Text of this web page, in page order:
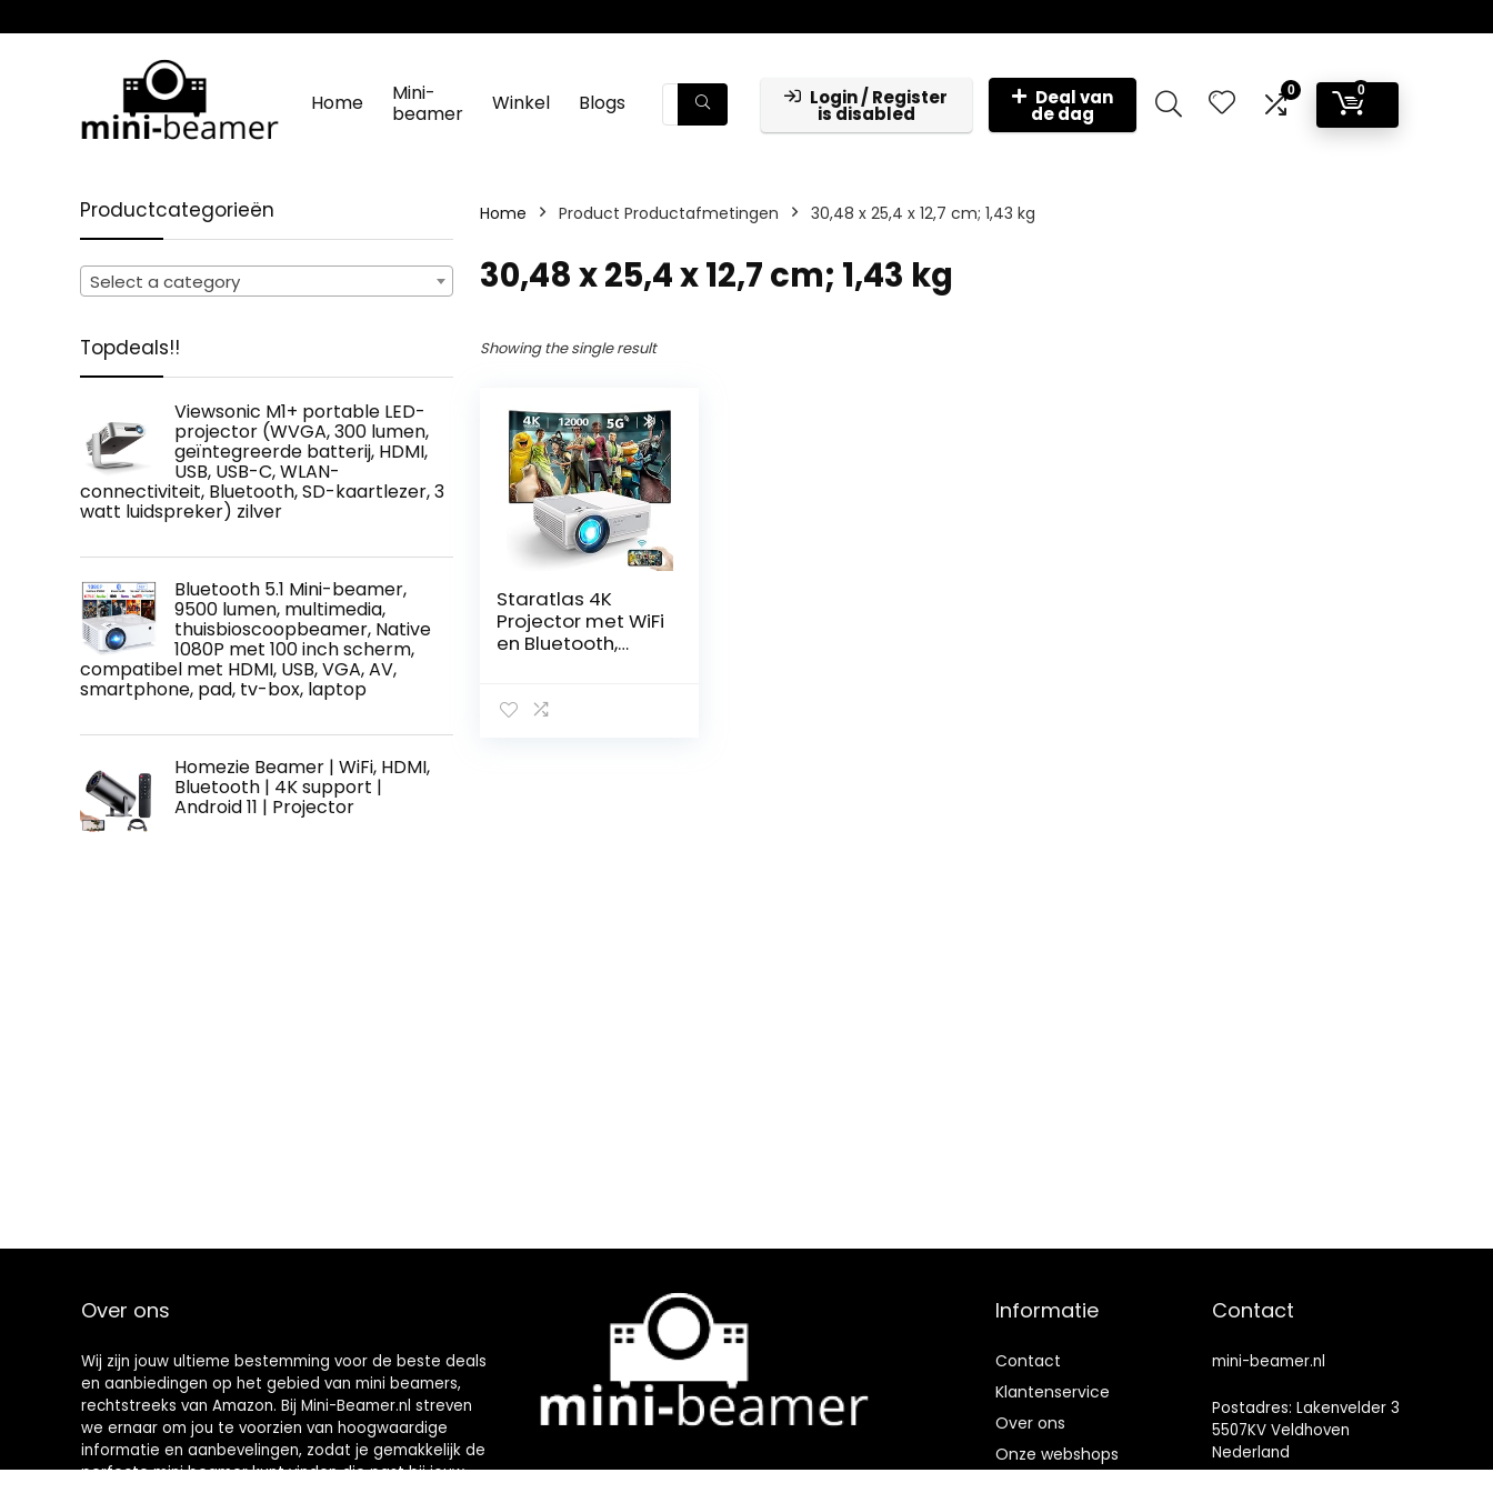
Home
Mini-
beamer
Winkel Blogs Login / Register
is disabled
Deal van
de dag
0 0
Productcategorieën
Select a category
Topdeals!!
Viewsonic M1+ portable LED-
projector (WVGA, 300 lumen,
geïntegreerde batterij, HDMI,
USB, USB-C, WLAN-
connectiviteit, Bluetooth, SD-kaartlezer, 3
watt luidspreker) zilver
Bluetooth 5.1 Mini-beamer,
9500 lumen, multimedia,
thuisbioscoopbeamer, Native
1080P met 100 inch scherm,
compatibel met HDMI, USB, VGA, AV,
smartphone, pad, tv-box, laptop
Homezie Beamer | WiFi, HDMI,
Bluetooth | 4K support |
Android 11 | Projector
Home Product Productafmetingen ‎30,48 x 25,4 x 12,7 cm; 1,43 kg
‎30,48 x 25,4 x 12,7 cm; 1,43 kg
Showing the single result
Staratlas 4K
Projector met WiFi
en Bluetooth,
1080P Mini
Over ons
Wij zijn jouw ultieme bestemming voor de beste deals
en aanbiedingen op het gebied van mini beamers,
rechtstreeks van Amazon. Bij Mini-Beamer.nl streven
we ernaar om jou te voorzien van hoogwaardige
informatie en aanbevelingen, zodat je gemakkelijk de
perfecte mini beamer kunt vinden die past bij jouw
Informatie
Contact
Klantenservice
Over ons
Onze webshops
Contact
mini-beamer.nl
Postadres: Lakenvelder 3
5507KV Veldhoven
Nederland